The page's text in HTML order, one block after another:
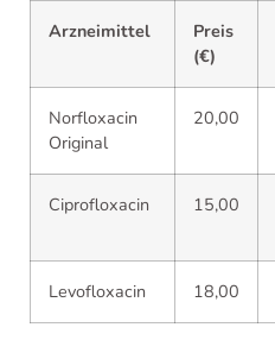
Arzneimittel
Preis
(€)
Norfloxacin
Original
20,00
Ciprofloxacin 15,00
Levofloxacin 18,00